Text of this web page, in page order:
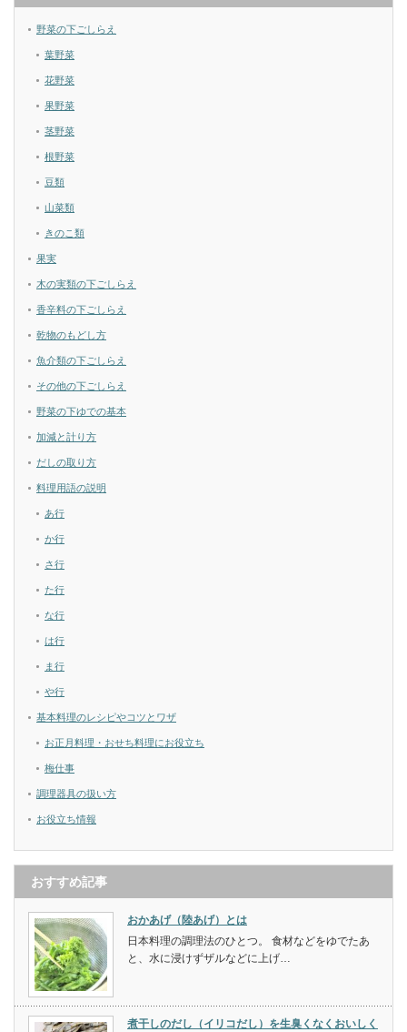
野菜の下ごしらえ
葉野菜
花野菜
果野菜
茎野菜
根野菜
豆類
山菜類
きのこ類
果実
木の実類の下ごしらえ
香辛料の下ごしらえ
乾物のもどし方
魚介類の下ごしらえ
その他の下ごしらえ
野菜の下ゆでの基本
加減と計り方
だしの取り方
料理用語の説明
あ行
か行
さ行
た行
な行
は行
ま行
や行
基本料理のレシピやコツとワザ
お正月料理・おせち料理にお役立ち
梅仕事
調理器具の扱い方
お役立ち情報
おすすめ記事
おかあげ（陸あげ）とは
日本料理の調理法のひとつ。 食材などをゆでたあ
と、水に浸けずザルなどに上げ…
煮干しのだし（イリコだし）を生臭くなくおいしく